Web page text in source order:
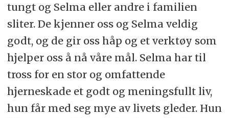
tungt og Selma eller andre i familien
sliter. De kjenner oss og Selma veldig
godt, og de gir oss håp og et verktøy som
hjelper oss å nå våre mål. Selma har til
tross for en stor og omfattende
hjerneskade et godt og meningsfullt liv,
hun får med seg mye av livets gleder. Hun